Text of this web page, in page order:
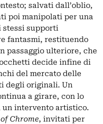
salvati dall’oblio,
poi manipolati per una
stessi supporti
fantasmi, restituendo
passaggio ulteriore, che
decide infine di
del mercato delle
degli originali. Un
a girare, con lo
intervento artistico.
Chrome, invitati per